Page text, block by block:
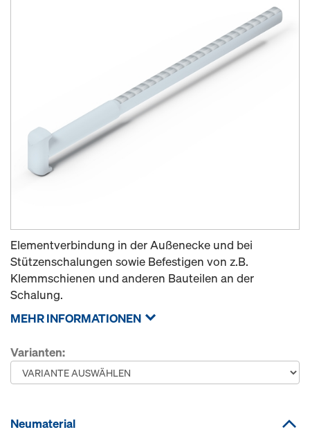
Elementverbindung in der Außenecke und bei
Stützenschalungen sowie Befestigen von z.B.
Klemmschienen und anderen Bauteilen an der
Schalung.
MEHR INFORMATIONEN
Varianten:
Neumaterial